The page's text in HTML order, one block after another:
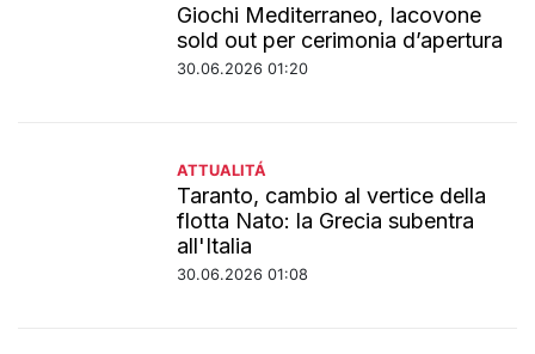
Giochi Mediterraneo, Iacovone
sold out per cerimonia d’apertura
30.06.2026 01:20
ATTUALITÁ
Taranto, cambio al vertice della
flotta Nato: la Grecia subentra
all'Italia
30.06.2026 01:08